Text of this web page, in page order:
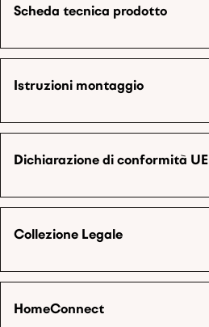
Scheda tecnica prodotto
Istruzioni montaggio
Dichiarazione di conformità UE
Collezione Legale
HomeConnect